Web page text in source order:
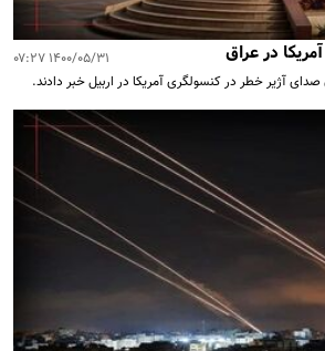
۱۴۰۰/۰۵/۳۱ ۰۷:۲۷ در عراق
آژیر خطر در کنسولگری آمریکا در اربیل خبر دادند.